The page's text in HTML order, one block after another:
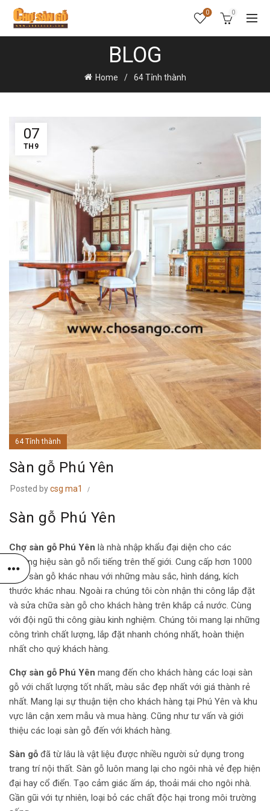
0 0
BLOG
Home 64 Tỉnh thành
07
TH9
64 Tỉnh thành
Sàn gỗ Phú Yên
Posted bycsg ma1
Sàn gỗ Phú Yên
Chợ sàn gỗ Phú Yên là nhà nhập khẩu đại diện cho các
thương hiệu sàn gỗ nổi tiếng trên thế giới. Cung cấp hơn 1000
mẫu sàn gỗ khác nhau với những màu sắc, hình dáng, kích
thước khác nhau. Ngoài ra chúng tôi còn nhận thi công lắp đặt
và sửa chữa sàn gỗ cho khách hàng trên khắp cả nước. Cùng
với đội ngũ thi công giàu kinh nghiệm. Chúng tôi mang lại những
công trình chất lượng, lắp đặt nhanh chóng nhất, hoàn thiện
nhất cho quý khách hàng.
Chợ sàn gỗ Phú Yên mang đến cho khách hàng các loại sàn
gỗ với chất lượng tốt nhất, màu sắc đẹp nhất với giá thành rẻ
nhất. Mang lại sự thuận tiện cho khách hàng tại Phú Yên và khu
vực lân cận xem mẫu và mua hàng. Cũng như tư vấn và giới
thiệu các loại sàn gỗ đến với khách hàng.
Sàn gỗ đã từ lâu là vật liệu được nhiều người sử dụng trong
trang trí nội thất. Sàn gỗ luôn mang lại cho ngôi nhà vẻ đẹp hiện
đại hay cổ điển. Tạo cảm giác ấm áp, thoải mái cho ngôi nhà.
Gần gũi với tự nhiên, loại bỏ các chất độc hại trong môi trường